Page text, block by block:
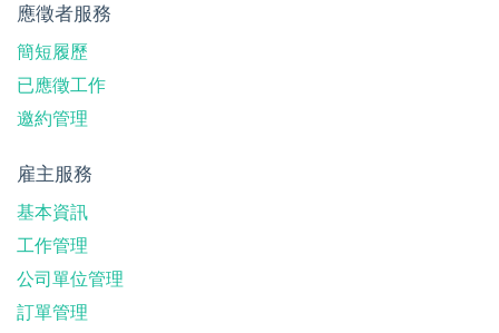
應徵者服務
簡短履歷
已應徵工作
邀約管理
雇主服務
基本資訊
工作管理
公司單位管理
訂單管理